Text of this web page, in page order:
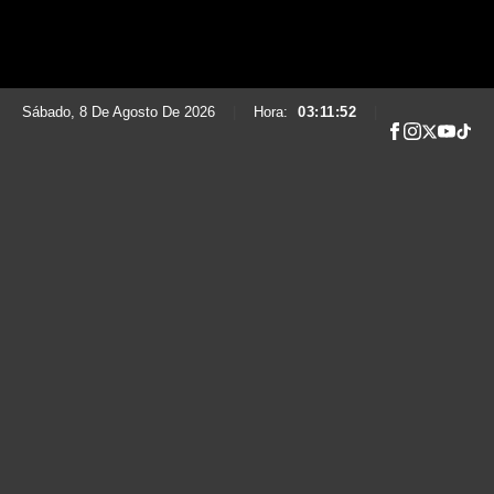
Sábado, 8 De Agosto De 2026 Hora: 03:11:54